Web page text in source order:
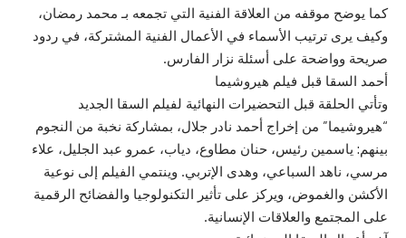
كما يوضح موقفه من العلاقة الفنية التي تجمعه بـ محمد رمضان،
وكيف يرى ترتيب الأسماء في الأعمال الفنية المشتركة، في ردود
صريحة وواضحة على أسئلة نزار الفارس.
أحمد السقا قبل فيلم هيروشيما
وتأتي الحلقة قبل التحضيرات النهائية لفيلم السقا الجديد
“هيروشيما” من إخراج أحمد نادر جلال، بمشاركة نخبة من النجوم
بينهم: ياسمين رئيس، حنان مطاوع، دياب، عمرو عبد الجليل، علاء
مرسي، ناهد السباعي، وهدى الإتربي. وينتمي الفيلم إلى نوعية
الأكشن والغموض، ويركز على تأثير التكنولوجيا والفضائح الرقمية
على المجتمع والعلاقات الإنسانية.